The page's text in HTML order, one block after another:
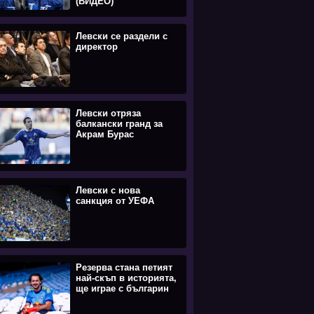
Левски се раздели с
директор
Левски отряза
балкански гранд за
Акрам Бурас
Левски с нова
санкция от УЕФА
Резерва стана петият
най-скъп в историята,
ще играе с българин